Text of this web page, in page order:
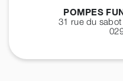
POMPES
31 rue du